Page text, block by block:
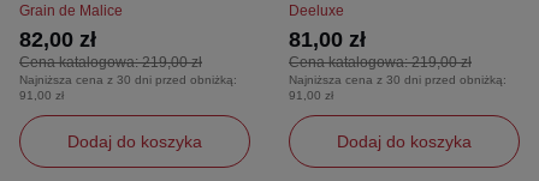
Grain de Malice
Cena katalogowa:219,00 zł
82,00 zł
Najniższa cena z 30 dni przed obniżką:
91,00 zł
Dodaj do koszyka
Deeluxe
Cena katalogowa:219,00 zł
81,00 zł
Najniższa cena z 30 dni przed obniżką:
91,00 zł
Dodaj do koszyka